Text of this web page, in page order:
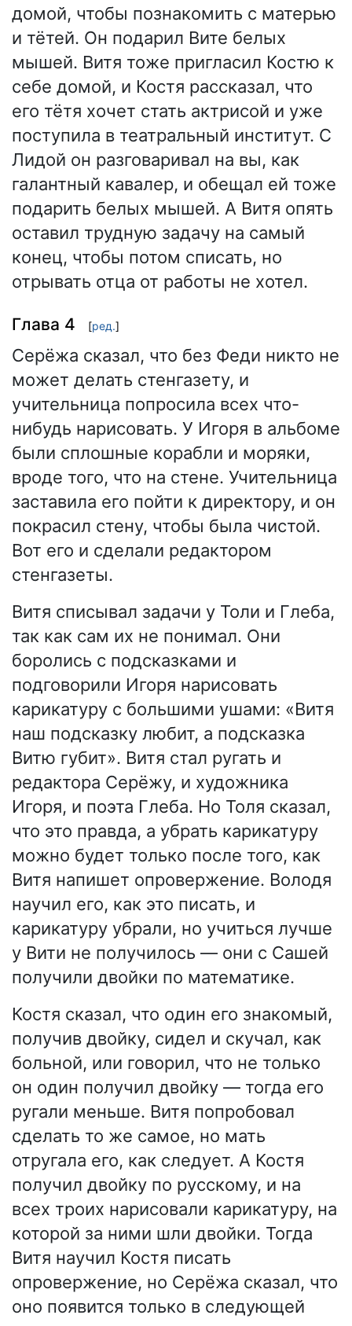
домой, чтобы познакомить с матерью
и тётей. Он подарил Вите белых
мышей. Витя тоже пригласил Костю к
себе домой, и Костя рассказал, что
его тётя хочет стать актрисой и уже
поступила в театральный институт. С
Лидой он разговаривал на вы, как
галантный кавалер, и обещал ей тоже
подарить белых мышей. А Витя опять
оставил трудную задачу на самый
конец, чтобы потом списать, но
отрывать отца от работы не хотел.
Глава 4 [ред.]
Серёжа сказал, что без Феди никто не
может делать стенгазету, и
учительница попросила всех что-
нибудь нарисовать. У Игоря в альбоме
были сплошные корабли и моряки,
вроде того, что на стене. Учительница
заставила его пойти к директору, и он
покрасил стену, чтобы была чистой.
Вот его и сделали редактором
стенгазеты.
Витя списывал задачи у Толи и Глеба,
так как сам их не понимал. Они
боролись с подсказками и
подговорили Игоря нарисовать
карикатуру с большими ушами: «Витя
наш подсказку любит, а подсказка
Витю губит». Витя стал ругать и
редактора Серёжу, и художника
Игоря, и поэта Глеба. Но Толя сказал,
что это правда, а убрать карикатуру
можно будет только после того, как
Витя напишет опровержение. Володя
научил его, как это писать, и
карикатуру убрали, но учиться лучше
у Вити не получилось — они с Сашей
получили двойки по математике.
Костя сказал, что один его знакомый,
получив двойку, сидел и скучал, как
больной, или говорил, что не только
он один получил двойку — тогда его
ругали меньше. Витя попробовал
сделать то же самое, но мать
отругала его, как следует. А Костя
получил двойку по русскому, и на
всех троих нарисовали карикатуру, на
которой за ними шли двойки. Тогда
Витя научил Костя писать
опровержение, но Серёжа сказал, что
оно появится только в следующей